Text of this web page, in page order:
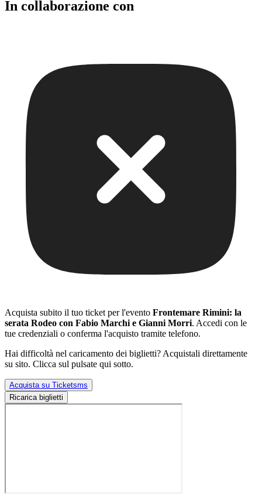
In collaborazione con
Acquista subito il tuo ticket per l'evento Frontemare Rimini: la
serata Rodeo con Fabio Marchi e Gianni Morri. Accedi con le
tue credenziali o conferma l'acquisto tramite telefono.
Hai difficoltà nel caricamento dei biglietti? Acquistali direttamente
su sito. Clicca sul pulsate qui sotto.
Acquista su Ticketsms
Ricarica biglietti